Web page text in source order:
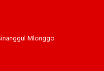
Mlonggo